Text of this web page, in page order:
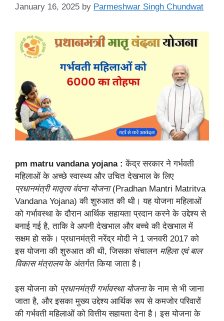
January 16, 2025 by Parmeshwar Singh Chundwat
pm matru vandana yojana :केंद्र सरकार ने गर्भवती
महिलाओं के अच्छे स्वास्थ्य और उचित देखभाल के लिए
प्रधानमंत्री मातृत्व वंदना योजना(Pradhan Mantri Matritva
Vandana Yojana) की शुरुआत की थी। यह योजना महिलाओं
को गर्भावस्था के दौरान आर्थिक सहायता प्रदान करने के उद्देश्य से
बनाई गई है, ताकि वे अपनी देखभाल और बच्चे की देखभाल में
सक्षम हो सकें। प्रधानमंत्री नरेंद्र मोदी ने 1 जनवरी 2017 को
इस योजना की शुरुआत की थी, जिसका संचालन महिला एवं बाल
विकास मंत्रालयके अंतर्गत किया जाता है।
इस योजना को प्रधानमंत्री गर्भावस्था योजनाके नाम से भी जाना
जाता है, और इसका मुख्य उद्देश्य आर्थिक रूप से कमजोर परिवारों
की गर्भवती महिलाओं को वित्तीय सहायता देना है। इस योजना के